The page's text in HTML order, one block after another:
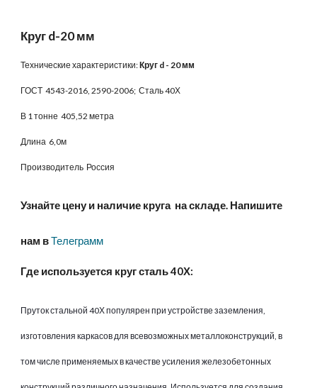
Круг d-20 мм
Технические характеристики:Круг d - 20 мм
ГОСТ 4543-2016, 2590-2006; Сталь 40Х
В 1 тонне 405,52 метра
Длина 6,0м
Производитель Россия
Узнайте цену и наличие круга на складе. Напишите
нам в Телеграмм
Где используется круг сталь 40Х:
Пруток стальной 40Х популярен при устройстве заземления,
изготовления каркасов для всевозможных металлоконструкций, в
том числе применяемых в качестве усиления железобетонных